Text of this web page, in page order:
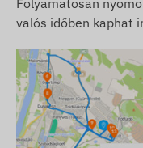
Felhívjuk azonban
fenntartja a jogot
csomagolás
módosítására.
valóságban
látottaktól. Az
változtatások
Folyamatosan
valós időben kaphat